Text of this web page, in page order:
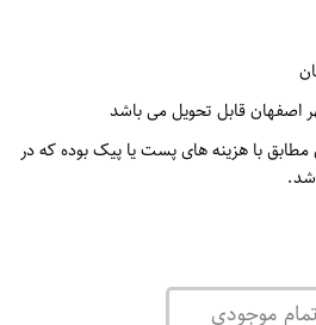
اصفهان قابل تحویل می باشد
مطابق با هزینه های پست یا پیک بوده که در
شد.
موجودی